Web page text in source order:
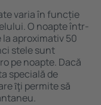
varia în funcție
O noapte într-
aproximativ 50
stele sunt
pe noapte. Dacă
specială de
ȋţi permite să